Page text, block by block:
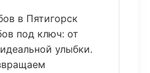
в Пятигорск
под ключ: от
улыбки.